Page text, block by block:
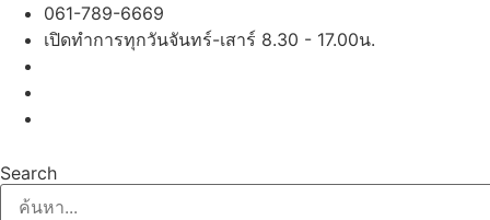
Skip
content
061-789-6669
เปิดทำการทุกวันจันทร์-เสาร์ 8.30 - 17.00น.
Search